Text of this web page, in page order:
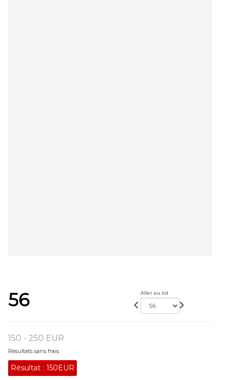
56 Aller au lot
150 - 250 EUR
Résultats sans frais
Résultat : 150EUR